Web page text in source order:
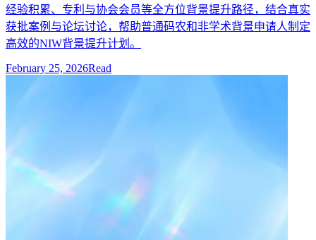
经验积累、专利与协会会员等全方位背景提升路径，结合真实
获批案例与论坛讨论，帮助普通码农和非学术背景申请人制定
高效的NIW背景提升计划。
February 25, 2026Read